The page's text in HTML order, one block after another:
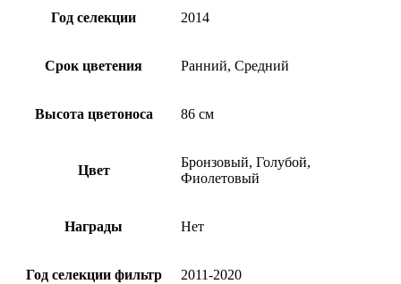
Год селекции 2014
Срок цветения Ранний, Средний
Высота цветоноса 86 см
Цвет
Бронзовый, Голубой,
Фиолетовый
Награды Нет
Год селекции фильтр 2011-2020